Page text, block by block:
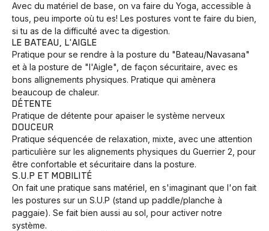
Avec du matériel de base, on va faire du Yoga, accessible à
tous, peu importe où tu es! Les postures vont te faire du bien,
si tu as de la difficulté avec ta digestion.
LE BATEAU, L'AIGLE
Pratique pour se rendre à la posture du "Bateau/Navasana"
et à la posture de "l'Aigle", de façon sécuritaire, avec es
bons allignements physiques. Pratique qui amènera
beaucoup de chaleur.
DÉTENTE
Pratique de détente pour apaiser le système nerveux
DOUCEUR
Pratique séquencée de relaxation, mixte, avec une attention
particulière sur les alignements physiques du Guerrier 2, pour
être confortable et sécuritaire dans la posture.
S.U.P ET MOBILITÉ
On fait une pratique sans matériel, en s'imaginant que l'on fait
les postures sur un S.U.P (stand up paddle/planche à
paggaie). Se fait bien aussi au sol, pour activer notre
système.